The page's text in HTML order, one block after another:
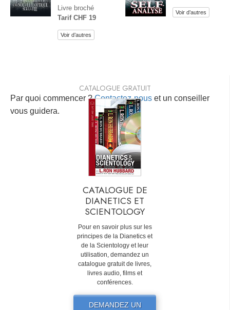
Livre broché
Tarif CHF 19
Voir d’autres
Voir d’autres
Par quoi commencer ?Contactez-nous et un conseiller
vous guidera.
CATALOGUE GRATUIT
CATALOGUE DE
DIANETICS ET
SCIENTOLOGY
Pour en savoir plus sur les
principes de la Dianetics et
de la Scientology et leur
utilisation, demandez un
catalogue gratuit de livres,
livres audio, films et
conférences.
DEMANDEZ UN